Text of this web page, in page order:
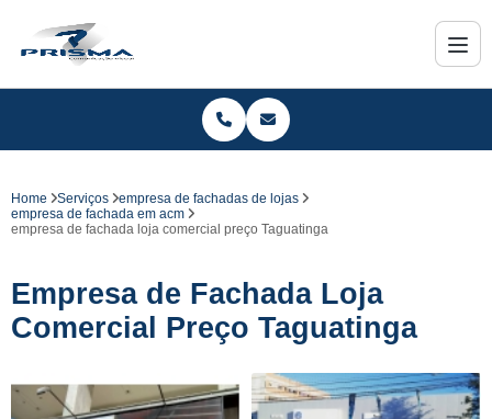
Home Serviços
empresa de fachadas de lojas
empresa de fachada em acm
empresa de fachada loja comercial preço Taguatinga
Empresa de Fachada Loja
Comercial Preço Taguatinga